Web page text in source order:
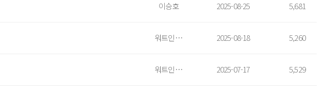
이승호 2025-08-25 5,681
워트인텔리전스 2025-08-18 5,260
워트인텔리전스 2025-07-17 5,529